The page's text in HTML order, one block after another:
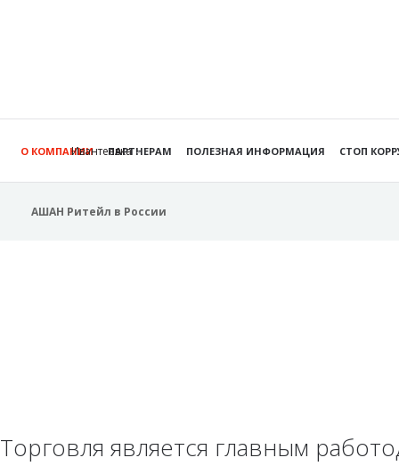
Ивантеевка
О КОМПАНИИ ПАРТНЕРАМ ПОЛЕЗНАЯ ИНФОРМАЦИЯ СТОП
АШАН Ритейл в России
Торговля является главным